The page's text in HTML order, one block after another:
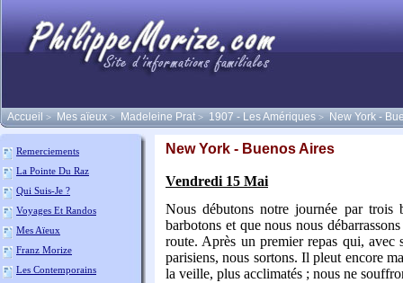
Accueil > Mes aïeux > Madeleine Prat > 1907 - Les Amériques > New York -
Remerciements
La Pointe Du Raz
Qui Suis-Je ?
Voyages Et Randos
Mes Aïeux
Franz Morize
Les Contemporains
New York - Buenos Aires
Vendredi 15 Mai
Nous débutons notre journée par trois
barbotons et que nous nous
route. Après un premier repas qui, avec
parisiens, nous sortons. Il pleut encore
la veille, plus acclimatés ; nous ne